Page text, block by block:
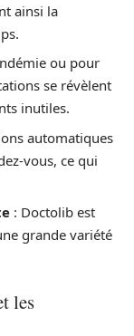
ainsi la
ou pour
se révèlent
inutiles.
automatiques
vous, ce qui
: Doctolib est
grande variété
les